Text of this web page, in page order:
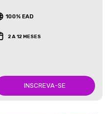
100% EAD
2 A 12 MESES
INSCREVA-SE